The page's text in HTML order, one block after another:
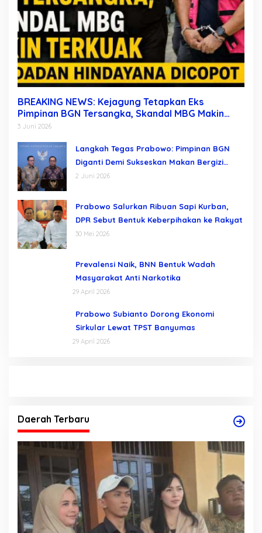
BREAKING NEWS: Kejagung Tetapkan Eks
Pimpinan BGN Tersangka, Skandal MBG Makin
Terkuak Usai Dadan Hindayana Dicopot
3 Juni 2026
Langkah Tegas Prabowo: Pimpinan BGN
Diganti Demi Sukseskan Makan Bergizi
Gratis
2 Juni 2026
Prabowo Salurkan Ribuan Sapi Kurban,
DPR Sebut Bentuk Keberpihakan ke Rakyat
30 Mei 2026
Prevalensi Naik, BNN Bentuk Wadah
Masyarakat Anti Narkotika
29 April 2026
Prabowo Subianto Dorong Ekonomi
Sirkular Lewat TPST Banyumas
29 April 2026
Daerah Terbaru